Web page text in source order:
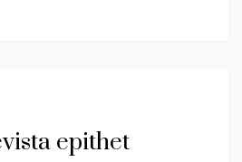
epithet